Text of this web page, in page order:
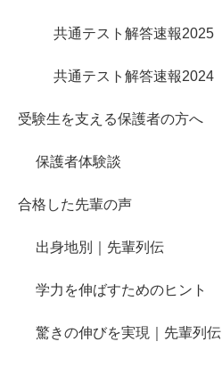
共通テスト解答速報2025
共通テスト解答速報2024
受験生を支える保護者の方へ
保護者体験談
合格した先輩の声
出身地別｜先輩列伝
学力を伸ばすためのヒント
驚きの伸びを実現｜先輩列伝